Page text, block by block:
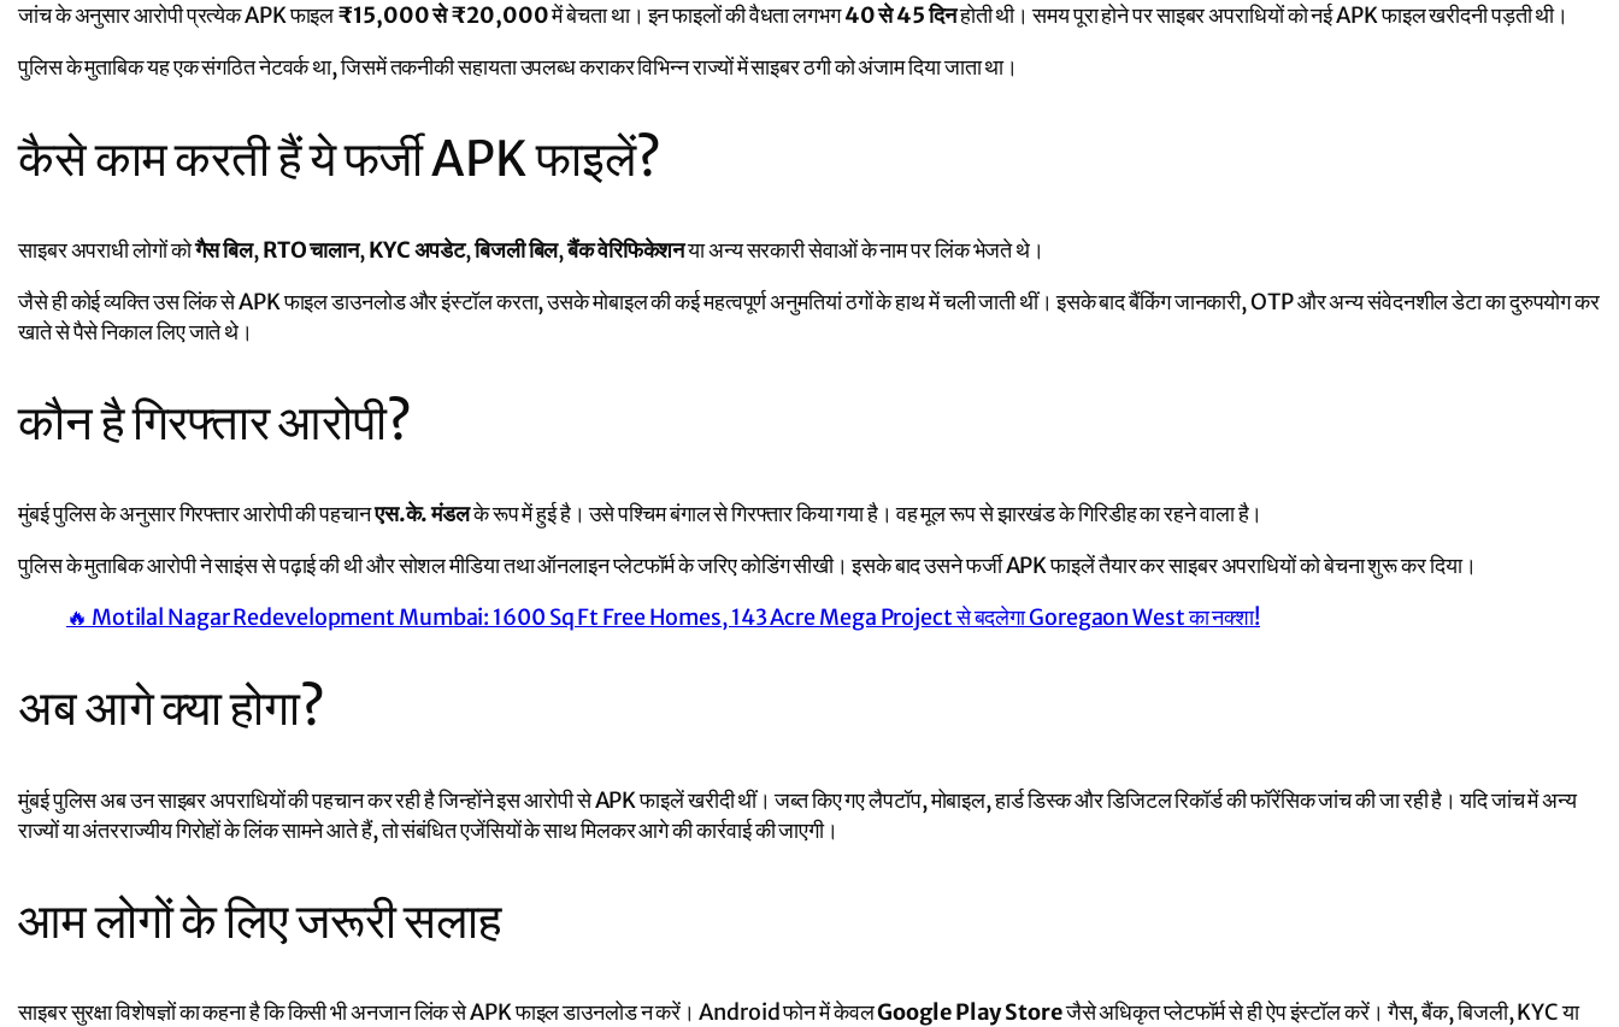
जांच के अनुसार आरोपी प्रत्येक APK फाइल₹15,000 से ₹20,000में बेचता था। इन फाइलों की वैधता लगभग40 से 45 दिनहोती थी। समय पूरा होने पर साइबर अपराधियों को नई APK फाइल खरीदनी पड़ती थी।
पुलिस के मुताबिक यह एक संगठित नेटवर्क था, जिसमें तकनीकी सहायता उपलब्ध कराकर विभिन्न राज्यों में साइबर ठगी को अंजाम दिया जाता था।
कैसे काम करती हैं ये फर्जी APK फाइलें?
साइबर अपराधी लोगों कोगैस बिल,RTO चालान,KYC अपडेट,बिजली बिल,बैंक वेरिफिकेशनया अन्य सरकारी सेवाओं के नाम पर लिंक भेजते थे।
जैसे ही कोई व्यक्ति उस लिंक से APK फाइल डाउनलोड और इंस्टॉल करता, उसके मोबाइल की कई महत्वपूर्ण अनुमतियां ठगों के हाथ में चली जाती थीं। इसके बाद बैंकिंग जानकारी, OTP और अन्य संवेदनशील डेटा का दुरुपयोग कर
खाते से पैसे निकाल लिए जाते थे।
कौन है गिरफ्तार आरोपी?
मुंबई पुलिस के अनुसार गिरफ्तार आरोपी की पहचानएस.के. मंडलके रूप में हुई है। उसे पश्चिम बंगाल से गिरफ्तार किया गया है। वह मूल रूप से झारखंड के गिरिडीह का रहने वाला है।
पुलिस के मुताबिक आरोपी ने साइंस से पढ़ाई की थी और सोशल मीडिया तथा ऑनलाइन प्लेटफॉर्म के जरिए कोडिंग सीखी। इसके बाद उसने फर्जी APK फाइलें तैयार कर साइबर अपराधियों को बेचना शुरू कर दिया।
🔥 Motilal Nagar Redevelopment Mumbai: 1600 Sq Ft Free Homes, 143 Acre Mega Project से बदलेगा Goregaon West का नक्शा!
अब आगे क्या होगा?
मुंबई पुलिस अब उन साइबर अपराधियों की पहचान कर रही है जिन्होंने इस आरोपी से APK फाइलें खरीदी थीं। जब्त किए गए लैपटॉप, मोबाइल, हार्ड डिस्क और डिजिटल रिकॉर्ड की फॉरेंसिक जांच की जा रही है। यदि जांच में अन्य
राज्यों या अंतरराज्यीय गिरोहों के लिंक सामने आते हैं, तो संबंधित एजेंसियों के साथ मिलकर आगे की कार्रवाई की जाएगी।
आम लोगों के लिए जरूरी सलाह
साइबर सुरक्षा विशेषज्ञों का कहना है कि किसी भी अनजान लिंक से APK फाइल डाउनलोड न करें। Android फोन में केवलGoogle Play Storeजैसे अधिकृत प्लेटफॉर्म से ही ऐप इंस्टॉल करें। गैस, बैंक, बिजली, KYC या